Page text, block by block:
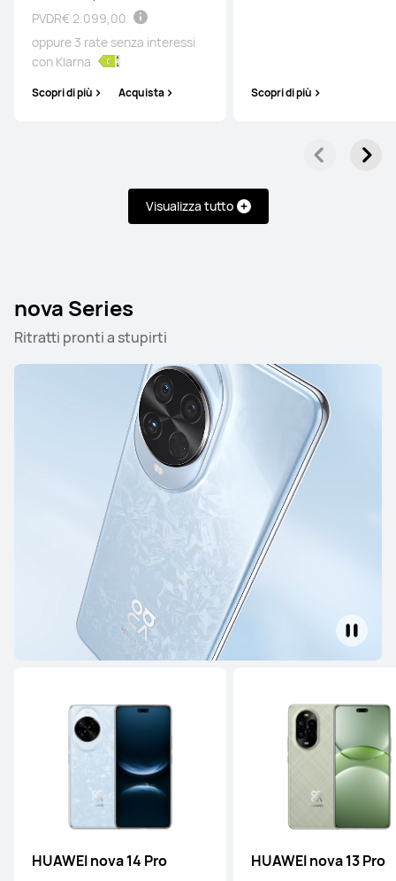
PVDR€ 2.099,00
oppure 3 rate senza interessi
con Klarna
Scopri di più Acquista Scopri di più
Visualizza tutto
nova Series
Ritratti pronti a stupirti
HUAWEI nova 14 Pro HUAWEI nova 13 Pro
Pura Series Mate Series